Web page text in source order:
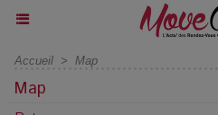
Accueil > Map
Map